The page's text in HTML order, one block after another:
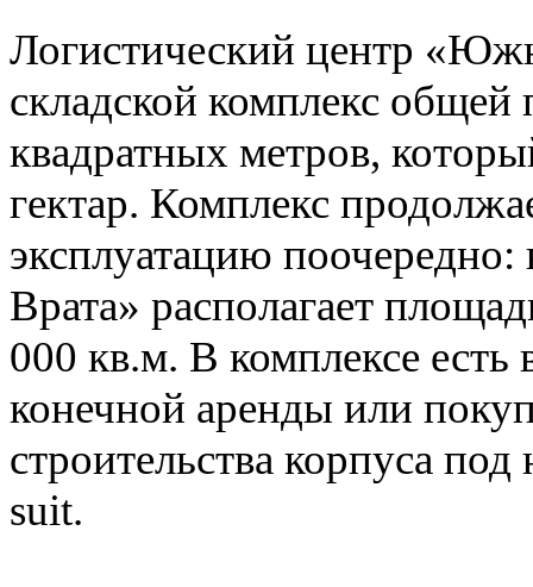
Логистический центр
складской комплекс
квадратных метров,
гектар. Комплекс
эксплуатацию
Врата» располагает
000 кв.м. В комплексе есть
конечной аренды или
строительства корпуса
suit.